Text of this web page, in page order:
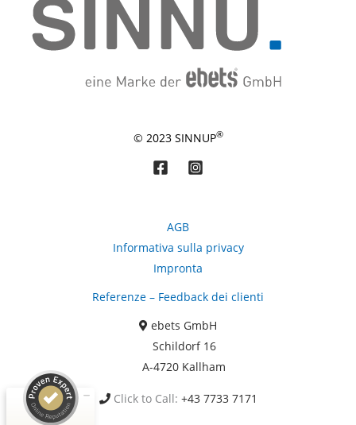
© 2023 SINNUP®
AGB
Informativa sulla privacy
Impronta
Referenze – Feedback dei clienti
ebets GmbH
Schildorf 16
A-4720 Kallham
Click to Call: +43 7733 7171
ebets GmbH
99%
ProvenExpert.com
4,87 / 5,00
1.093
124